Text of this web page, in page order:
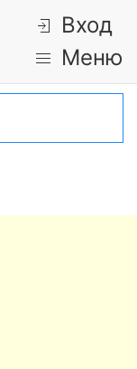
Вход
Меню